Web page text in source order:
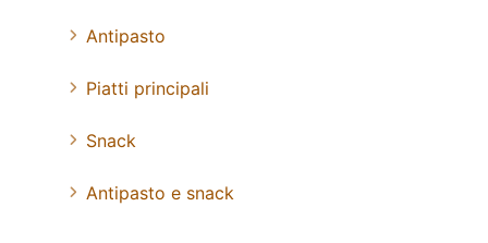
Antipasto
Piatti principali
Snack
Antipasto e snack